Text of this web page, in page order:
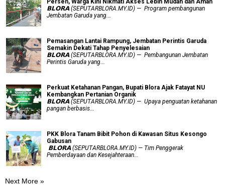
Persen, Warga Kini Nikmati Akses Lebih Mudah dan Aman
𝗕𝗟𝗢𝗥𝗔 (SEPUTARBLORA.MY.ID) — Program pembangunan
Jembatan Garuda yang...
Pemasangan Lantai Rampung, Jembatan Perintis Garuda
Semakin Dekati Tahap Penyelesaian
𝗕𝗟𝗢𝗥𝗔 (SEPUTARBLORA.MY.ID) — Pembangunan Jembatan
Perintis Garuda yang...
​Perkuat Ketahanan Pangan, Bupati Blora Ajak Fatayat NU
Kembangkan Pertanian Organik
𝗕𝗟𝗢𝗥𝗔 (SEPUTARBLORA.MY.ID) — Upaya penguatan ketahanan
pangan berbasis...
PKK Blora Tanam Bibit Pohon di Kawasan Situs Kesongo
Gabusan
‎ 𝗕𝗟𝗢𝗥𝗔 (SEPUTARBLORA.MY.ID) — Tim Penggerak
Pemberdayaan dan Kesejahteraan...
Next More »